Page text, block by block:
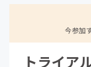
今参加
トライア